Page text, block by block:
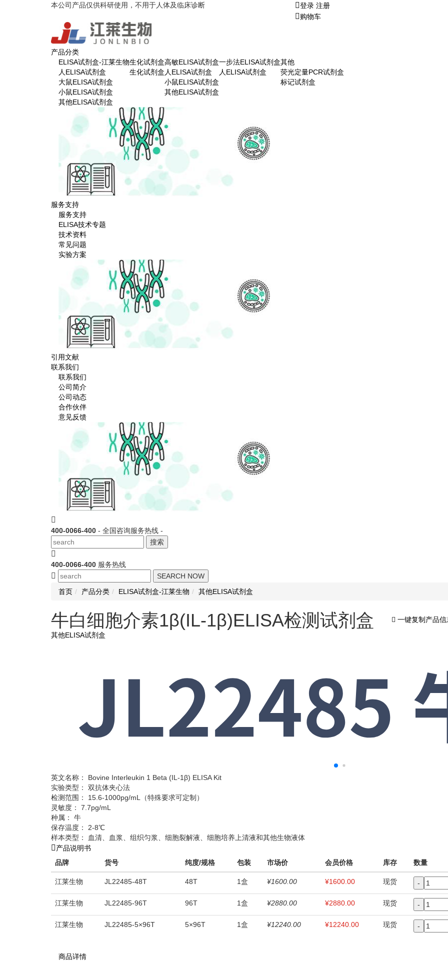
本公司产品仅供科研使用，不用于人体及临床诊断 登录 注册
购物车
产品分类
ELISA试剂盒-江莱生物
人ELISA试剂盒
大鼠ELISA试剂盒
小鼠ELISA试剂盒
其他ELISA试剂盒
生化试剂盒
生化试剂盒
高敏ELISA试剂盒
人ELISA试剂盒
小鼠ELISA试剂盒
其他ELISA试剂盒
一步法ELISA试剂盒
人ELISA试剂盒
其他
荧光定量PCR试剂盒
标记试剂盒
服务支持
服务支持
ELISA技术专题
技术资料
常见问题
实验方案
引用文献
联系我们
联系我们
公司简介
公司动态
合作伙伴
意见反馈
400-0066-400 - 全国咨询服务热线 -
搜索
400-0066-400 服务热线
SEARCH NOW
首页
产品分类 ELISA试剂盒-江莱生物 其他ELISA试剂盒
牛白细胞介素1β(IL-1β)ELISA检测试剂盒
一键复制产品信
其他ELISA试剂盒
英文名称： Bovine Interleukin 1 Beta (IL-1β) ELISA Kit
实验类型： 双抗体夹心法
检测范围： 15.6-1000pg/mL（特殊要求可定制）
灵敏度： 7.7pg/mL
种属： 牛
保存温度： 2-8℃
样本类型： 血清、血浆、组织匀浆、细胞裂解液、细胞培养上清液和其他生物液体
产品说明书
品牌
货号 纯度/规格 包装 市场价 会员价格 库存 数量
江莱生物 JL22485-48T 48T 1盒 ¥1600.00 ¥1600.00 现货 -
江莱生物 JL22485-96T 96T 1盒 ¥2880.00 ¥2880.00 现货 -
江莱生物 JL22485-5×96T 5×96T 1盒 ¥12240.00 ¥12240.00 现货 -
商品详情